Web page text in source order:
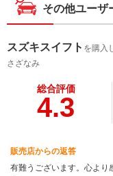
その他ユーザ
スズキスイフト を購入
さざなみ
総合評価
4.3
販売店からの返答
有難うございます。心より